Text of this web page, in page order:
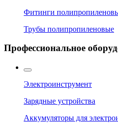
Фитинги
Трубы полипропиленовые
Профессиональное
Электроинструмент
Зарядные устройства
Аккумуляторы для